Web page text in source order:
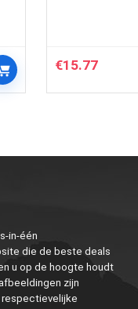
€15.77
in-één
die de beste deals
u op de hoogte houdt
zijn
respectievelijke